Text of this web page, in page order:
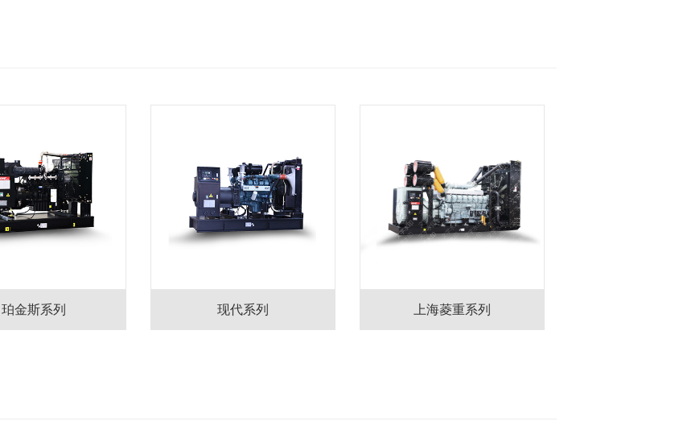
珀金斯系列 现代系列 上海菱重系列